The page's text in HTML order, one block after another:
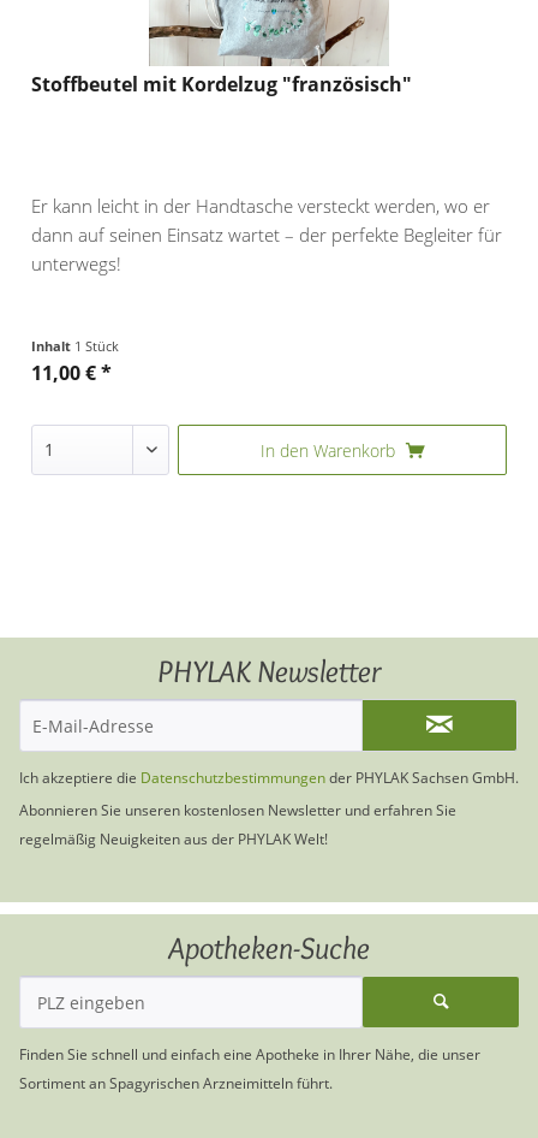
Stoffbeutel mit Kordelzug "französisch"
Er kann leicht in der Handtasche versteckt werden, wo er
dann auf seinen Einsatz wartet – der perfekte Begleiter für
unterwegs!
Inhalt 1 Stück
11,00 € *
In den Warenkorb
PHYLAK Newsletter
Ich akzeptiere die Datenschutzbestimmungender PHYLAK Sachsen GmbH.
Abonnieren Sie unseren kostenlosen Newsletter und erfahren Sie
regelmäßig Neuigkeiten aus der PHYLAK Welt!
Apotheken-Suche
Finden Sie schnell und einfach eine Apotheke in Ihrer Nähe, die unser
Sortiment an Spagyrischen Arzneimitteln führt.